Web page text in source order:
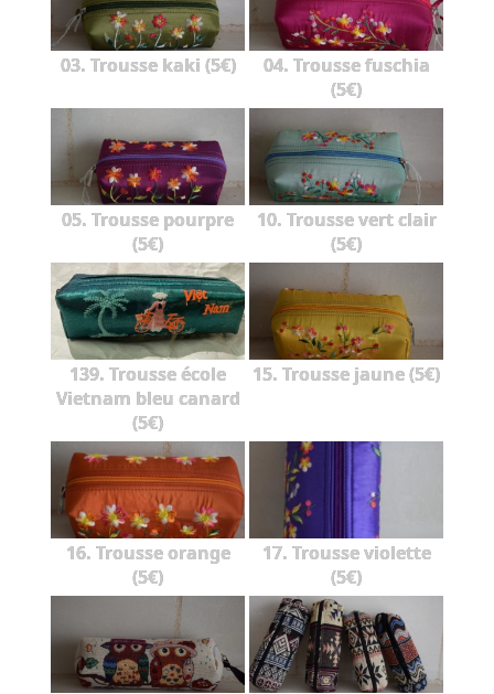
03. Trousse kaki (5€)
04. Trousse fuschia
(5€)
05. Trousse pourpre
(5€)
10. Trousse vert clair
(5€)
139. Trousse école
Vietnam bleu canard
(5€)
15. Trousse jaune (5€)
16. Trousse orange
(5€)
17. Trousse violette
(5€)